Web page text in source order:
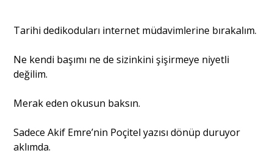
Tarihi dedikoduları internet müdavimlerine bırakalım.
Ne kendi başımı ne de sizinkini şişirmeye niyetli
değilim.
Merak eden okusun baksın.
Sadece Akif Emre’nin Poçitel yazısı dönüp duruyor
aklımda.